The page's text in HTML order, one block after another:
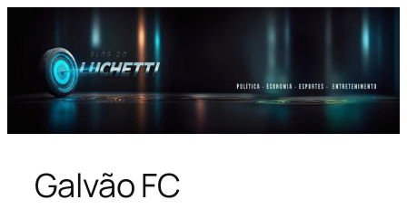
conteúdo
Galvão FC